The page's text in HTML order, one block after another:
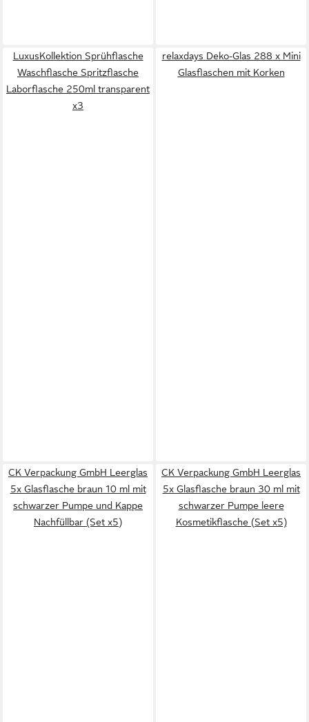
LuxusKollektion Sprühflasche
Waschflasche Spritzflasche
Laborflasche 250ml transparent
x3
relaxdays Deko-Glas 288 x Mini
Glasflaschen mit Korken
CK Verpackung GmbH Leerglas
5x Glasflasche braun 10 ml mit
schwarzer Pumpe und Kappe
Nachfüllbar (Set x5)
CK Verpackung GmbH Leerglas
5x Glasflasche braun 30 ml mit
schwarzer Pumpe leere
Kosmetikflasche (Set x5)